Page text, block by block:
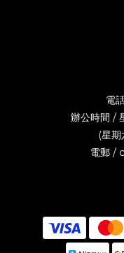
電
辦公時間 /
(星
電郵 /